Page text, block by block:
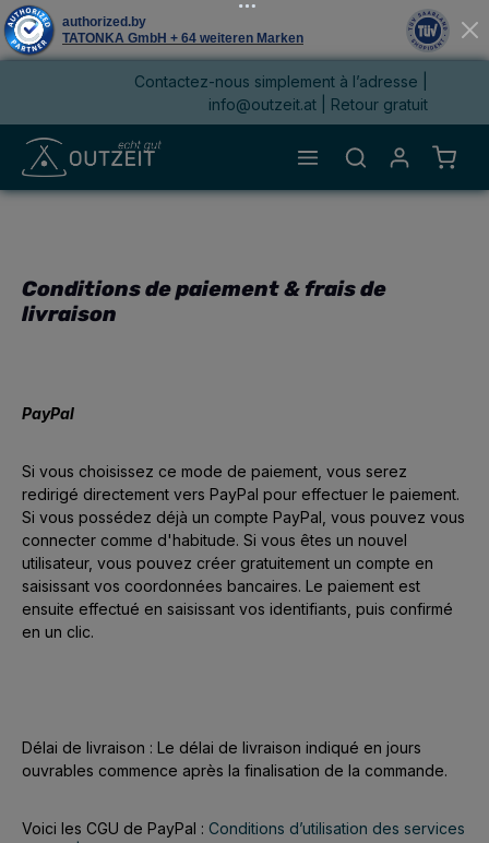
Contactez-nous simplement à l’adresse |
info@outzeit.at
| Retour gratuit
Le
Conditions de paiement & frais de
livraison
PayPal
Si vous choisissez ce mode de paiement, vous serez
redirigé directement vers PayPal pour effectuer le paiement.
Si vous possédez déjà un compte PayPal, vous pouvez vous
connecter comme d'habitude. Si vous êtes un nouvel
utilisateur, vous pouvez créer gratuitement un compte en
saisissant vos coordonnées bancaires. Le paiement est
ensuite effectué en saisissant vos identifiants, puis confirmé
en un clic.
Délai de livraison : Le délai de livraison indiqué en jours
ouvrables commence après la finalisation de la commande.
Voici les CGU de PayPal : Conditions d’utilisation des services